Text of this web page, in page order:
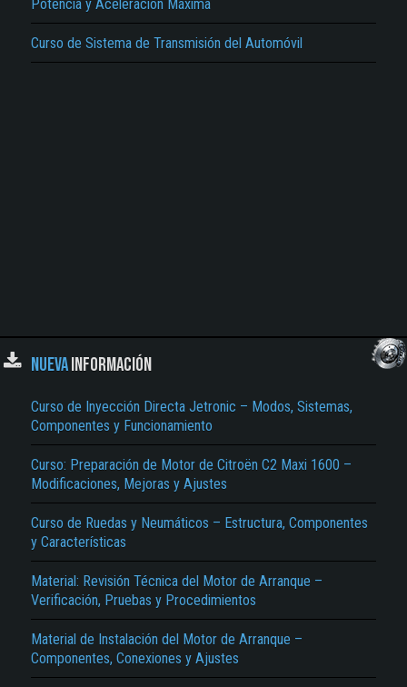
Potencia y Aceleración Máxima
Curso de Sistema de Transmisión del Automóvil
NUEVAINFORMACIÓN
Curso de Inyección Directa Jetronic – Modos, Sistemas,
Componentes y Funcionamiento
Curso: Preparación de Motor de Citroën C2 Maxi 1600 –
Modificaciones, Mejoras y Ajustes
Curso de Ruedas y Neumáticos – Estructura, Componentes
y Características
Material: Revisión Técnica del Motor de Arranque –
Verificación, Pruebas y Procedimientos
Material de Instalación del Motor de Arranque –
Componentes, Conexiones y Ajustes